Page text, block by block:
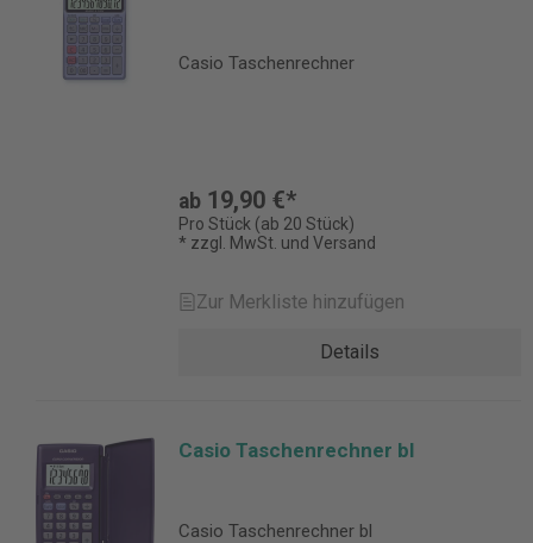
Casio Taschenrechner
ab 19,90 €*
Pro Stück (ab 20 Stück)
* zzgl. MwSt. und Versand
Zur Merkliste hinzufügen
Details
Casio Taschenrechner bl
Casio Taschenrechner bl